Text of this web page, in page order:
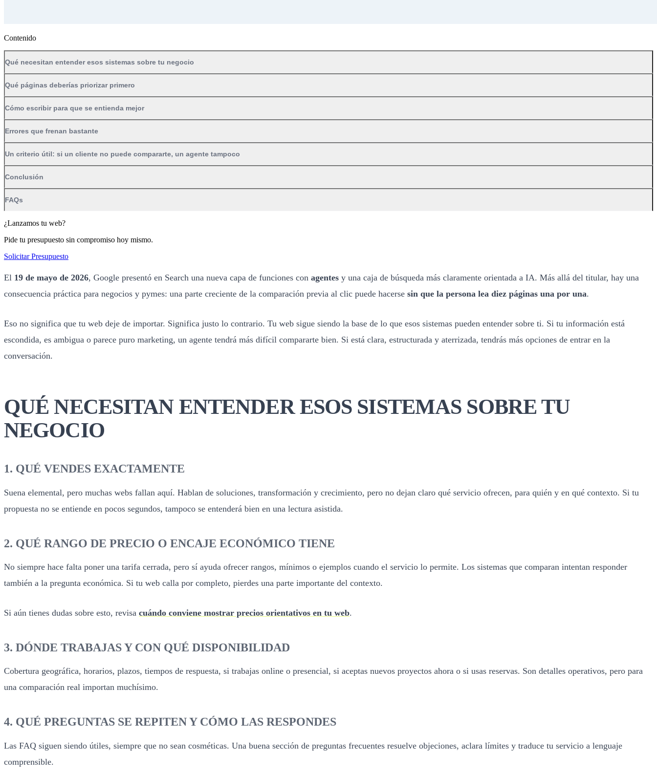
Contenido
Qué necesitan entender esos sistemas sobre tu negocio
Qué páginas deberías priorizar primero
Cómo escribir para que se entienda mejor
Errores que frenan bastante
Un criterio útil: si un cliente no puede compararte, un agente tampoco
Conclusión
FAQs
¿Lanzamos tu web?
Pide tu presupuesto sin compromiso hoy mismo.
Solicitar Presupuesto
El 19 de mayo de 2026, Google presentó en Search una nueva capa de funciones con agentes y una caja de búsqueda más claramente orientada a IA. Más allá del titular, hay una
consecuencia práctica para negocios y pymes: una parte creciente de la comparación previa al clic puede hacerse sin que la persona lea diez páginas una por una.
Eso no significa que tu web deje de importar. Significa justo lo contrario. Tu web sigue siendo la base de lo que esos sistemas pueden entender sobre ti. Si tu información está
escondida, es ambigua o parece puro marketing, un agente tendrá más difícil compararte bien. Si está clara, estructurada y aterrizada, tendrás más opciones de entrar en la
conversación.
QUÉ NECESITAN ENTENDER ESOS SISTEMAS SOBRE TU
NEGOCIO
1. QUÉ VENDES EXACTAMENTE
Suena elemental, pero muchas webs fallan aquí. Hablan de soluciones, transformación y crecimiento, pero no dejan claro qué servicio ofrecen, para quién y en qué contexto. Si tu
propuesta no se entiende en pocos segundos, tampoco se entenderá bien en una lectura asistida.
2. QUÉ RANGO DE PRECIO O ENCAJE ECONÓMICO TIENE
No siempre hace falta poner una tarifa cerrada, pero sí ayuda ofrecer rangos, mínimos o ejemplos cuando el servicio lo permite. Los sistemas que comparan intentan responder
también a la pregunta económica. Si tu web calla por completo, pierdes una parte importante del contexto.
Si aún tienes dudas sobre esto, revisa cuándo conviene mostrar precios orientativos en tu web.
3. DÓNDE TRABAJAS Y CON QUÉ DISPONIBILIDAD
Cobertura geográfica, horarios, plazos, tiempos de respuesta, si trabajas online o presencial, si aceptas nuevos proyectos ahora o si usas reservas. Son detalles operativos, pero para
una comparación real importan muchísimo.
4. QUÉ PREGUNTAS SE REPITEN Y CÓMO LAS RESPONDES
Las FAQ siguen siendo útiles, siempre que no sean cosméticas. Una buena sección de preguntas frecuentes resuelve objeciones, aclara límites y traduce tu servicio a lenguaje
comprensible.